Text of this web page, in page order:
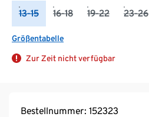
13-15 16-18 19-22 23-26
Größentabelle
Zur Zeit nicht verfügbar
Bestellnummer: 152323